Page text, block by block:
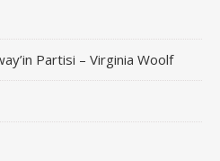
Partisi – Virginia Woolf